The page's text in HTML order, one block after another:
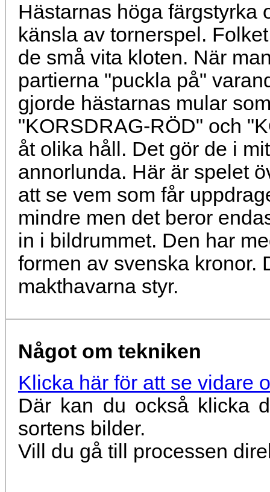
Hästarnas höga färgstyrka
känsla av tornerspel.
de små vita kloten. När
partierna "puckla på"
gjorde hästarnas mular
"KORSDRAG-RÖD" och
åt olika håll. Det gör de i
annorlunda. Här är spelet
att se vem som får
mindre men det beror
in i bildrummet. Den har
formen av svenska kronor.
makthavarna styr.
Något om tekniken
Klicka här för att se vidare
Där kan du också klicka
sortens bilder.
Vill du gå till processen